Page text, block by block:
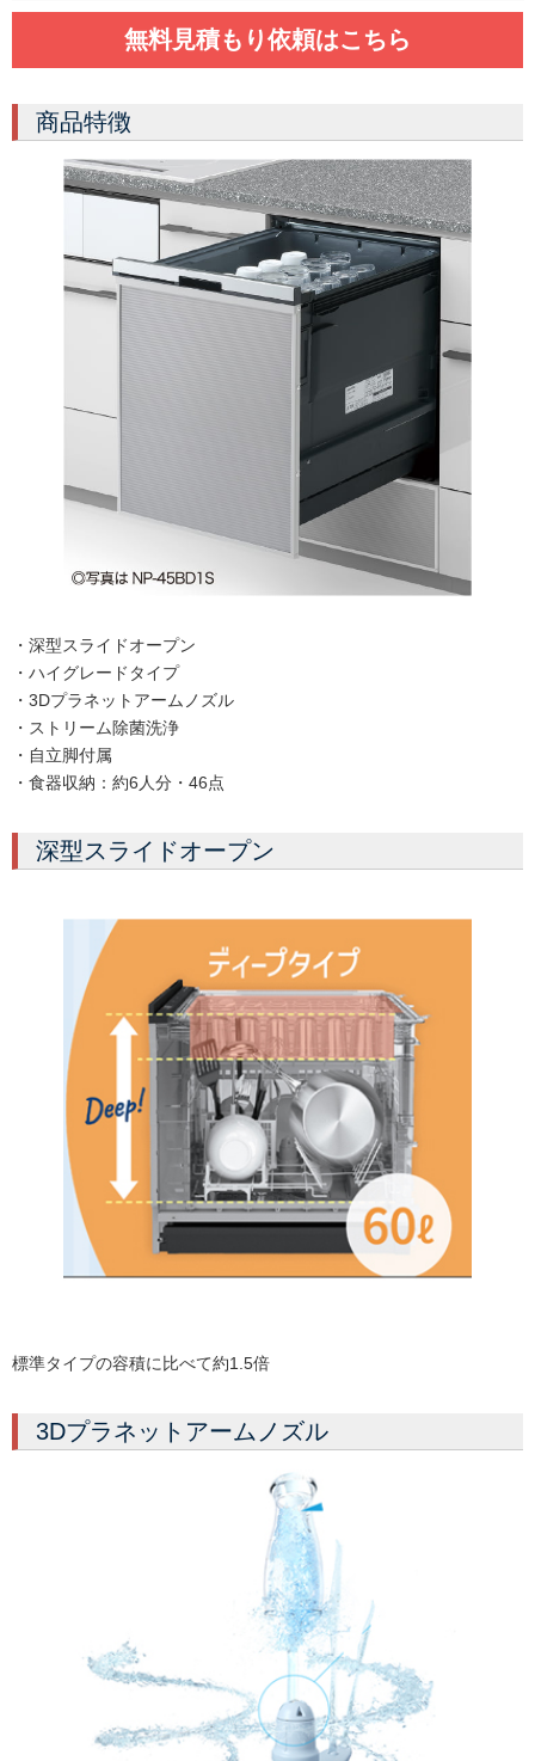
無料見積もり依頼はこちら
商品特徴
・深型スライドオープン
・ハイグレードタイプ
・3Dプラネットアームノズル
・ストリーム除菌洗浄
・自立脚付属
・食器収納：約6人分・46点
深型スライドオープン
標準タイプの容積に比べて約1.5倍
3Dプラネットアームノズル